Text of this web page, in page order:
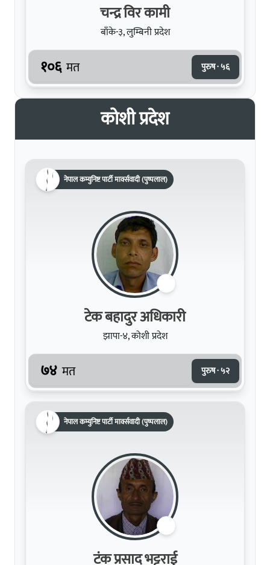
चन्द्र विर कामी
बाँके-३, लुम्बिनी प्रदेश
१०६ मत पुरुष · ५६
कोशी प्रदेश
नेपाल कम्युनिष्ट पार्टी मार्क्सवादी (पुष्पलाल)
टेक बहादुर अधिकारी
झापा-४, कोशी प्रदेश
७४ मत पुरुष · ५२
नेपाल कम्युनिष्ट पार्टी मार्क्सवादी (पुष्पलाल)
टंक प्रसाद भट्टराई